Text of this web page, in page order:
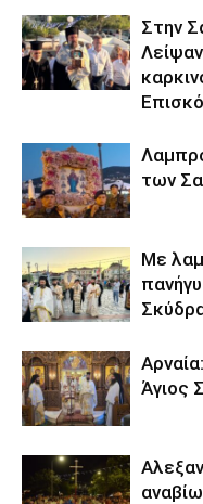
Στην
των
Με
Άγιος